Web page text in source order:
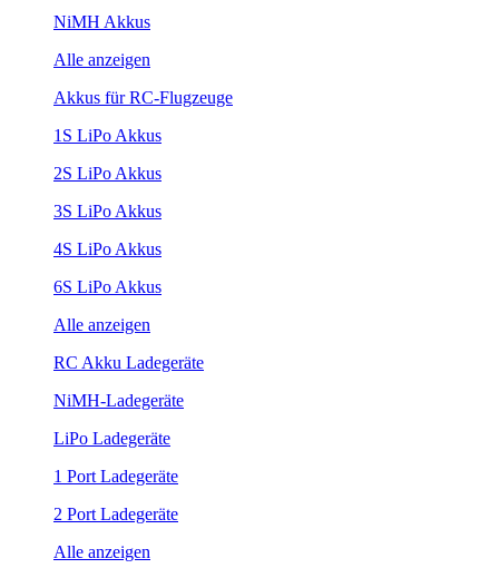
NiMH Akkus
Alle anzeigen
Akkus für RC-Flugzeuge
1S LiPo Akkus
2S LiPo Akkus
3S LiPo Akkus
4S LiPo Akkus
6S LiPo Akkus
Alle anzeigen
RC Akku Ladegeräte
NiMH-Ladegeräte
LiPo Ladegeräte
1 Port Ladegeräte
2 Port Ladegeräte
Alle anzeigen